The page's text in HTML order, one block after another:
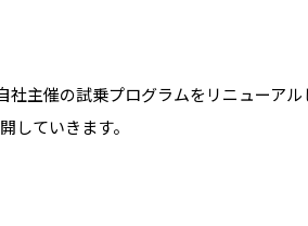
社主催の試乗プログラムをリニューア
していきます。